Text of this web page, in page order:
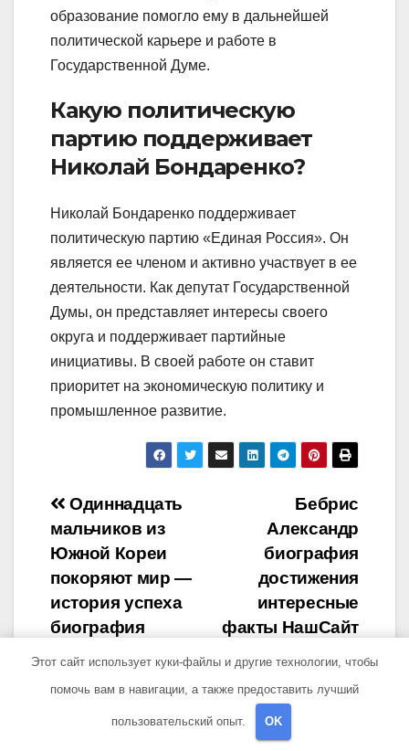
образование помогло ему в дальнейшей
политической карьере и работе в
Государственной Думе.
Какую политическую
партию поддерживает
Николай Бондаренко?
Николай Бондаренко поддерживает
политическую партию «Единая Россия». Он
является ее членом и активно участвует в ее
деятельности. Как депутат Государственной
Думы, он представляет интересы своего
округа и поддерживает партийные
инициативы. В своей работе он ставит
приоритет на экономическую политику и
промышленное развитие.
Навигация
по
записям
Бебрис
Александр
биография
достижения
интересные
факты НашСайт
Одиннадцать
мальчиков из
Южной Кореи
покоряют мир —
история успеха
биография
Этот сайт использует куки-файлы и другие технологии, чтобы
помочь вам в навигации, а также предоставить лучший
пользовательский опыт. OK